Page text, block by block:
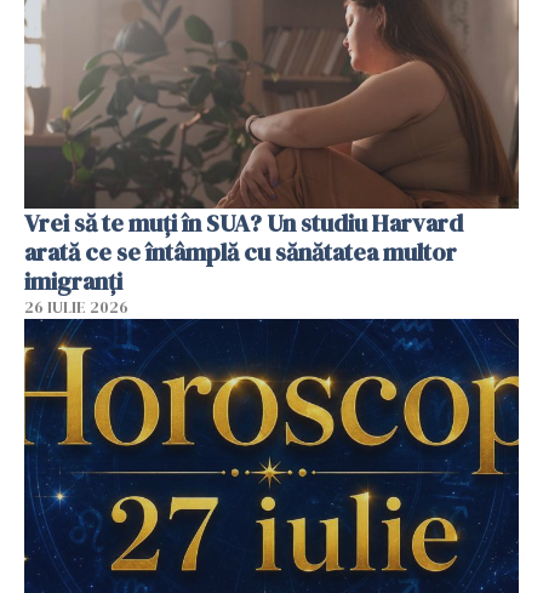
Vrei să te muți în SUA? Un studiu Harvard
arată ce se întâmplă cu sănătatea multor
imigranți
26 IULIE 2026